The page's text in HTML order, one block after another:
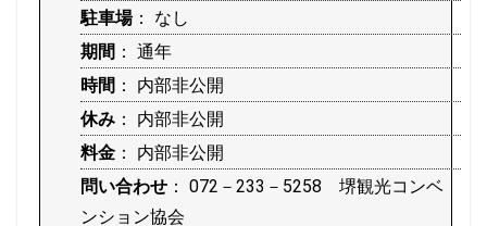
駐車場： なし
期間 ： 通年
時間 ： 内部非公開
休み ： 内部非公開
料金 ： 内部非公開
問い合わせ ： 072－233－5258 堺観光コンベ
ンション協会